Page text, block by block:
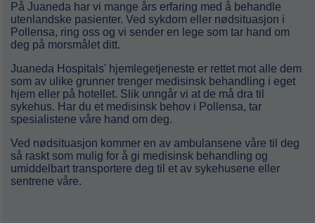
På Juaneda har vi mange års erfaring med å behandle
utenlandske pasienter. Ved sykdom eller nødsituasjon i
Pollensa, ring oss og vi sender en lege som tar hand om
deg på morsmålet ditt.
Juaneda Hospitals' hjemlegetjeneste er rettet mot alle dem
som av ulike grunner trenger medisinsk behandling i eget
hjem eller på hotellet. Slik unngår vi at de må dra til
sykehus. Har du et medisinsk behov i Pollensa, tar
spesialistene våre hand om deg.
Ved nødsituasjon kommer en av ambulansene våre til deg
så raskt som mulig for å gi medisinsk behandling og
umiddelbart transportere deg til et av sykehusene eller
sentrene våre.